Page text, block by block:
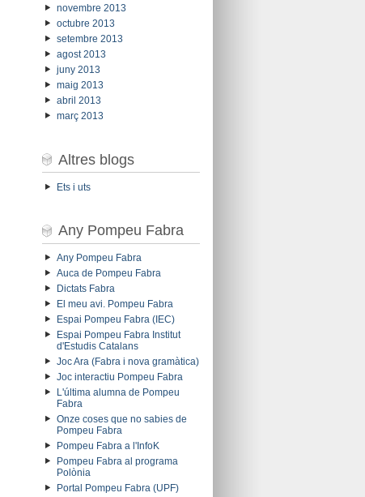
novembre 2013
octubre 2013
setembre 2013
agost 2013
juny 2013
maig 2013
abril 2013
març 2013
Altres blogs
Ets i uts
Any Pompeu Fabra
Any Pompeu Fabra
Auca de Pompeu Fabra
Dictats Fabra
El meu avi. Pompeu Fabra
Espai Pompeu Fabra (IEC)
Espai Pompeu Fabra Institut
d'Estudis Catalans
Joc Ara (Fabra i nova gramàtica)
Joc interactiu Pompeu Fabra
L'última alumna de Pompeu
Fabra
Onze coses que no sabies de
Pompeu Fabra
Pompeu Fabra a l'InfoK
Pompeu Fabra al programa
Polònia
Portal Pompeu Fabra (UPF)